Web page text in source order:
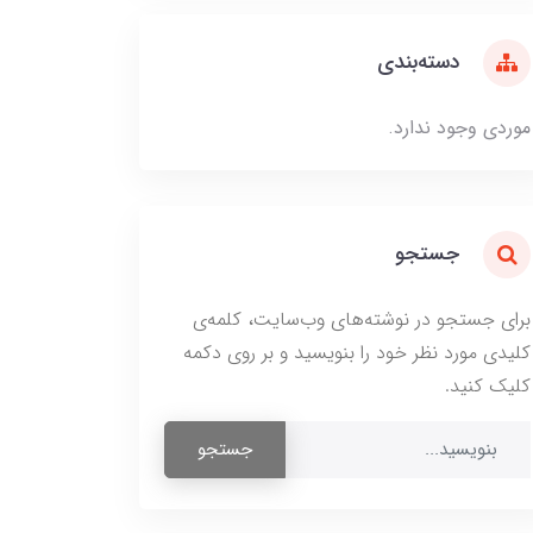
دسته‌بندی
موردی وجود ندارد.
جستجو
برای جستجو در نوشته‌های وب‌سایت، کلمه‌ی
کلیدی مورد نظر خود را بنویسید و بر روی دکمه
کلیک کنید.
جستجو